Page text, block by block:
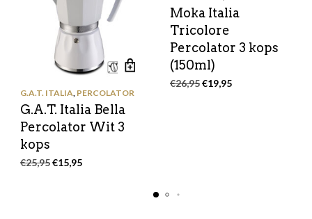
G.A.T. ITALIA, PERCOLATOR
G.A.T. Italia Bella
Percolator Wit 3
kops
€25,95Oorspronkelijke
€15,95Huidige
Moka Italia
Tricolore
Percolator 3 kops
(150ml)
€26,95Oorspronkelijke
€19,95Huidige